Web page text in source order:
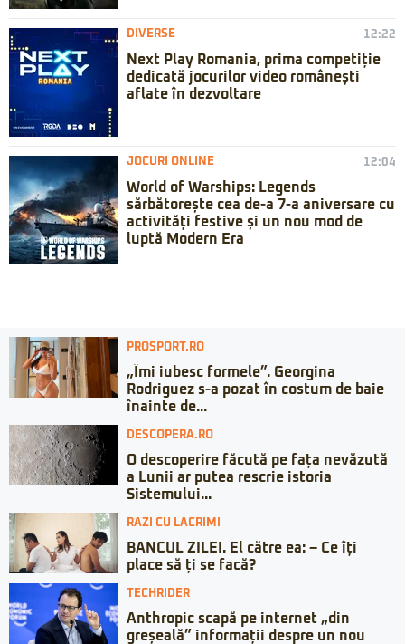
DIVERSE 12:22
Next Play Romania, prima competiție
dedicată jocurilor video românești
aflate în dezvoltare
JOCURI ONLINE 12:04
World of Warships: Legends
sărbătorește cea de-a 7-a aniversare cu
activități festive și un nou mod de
luptă Modern Era
PROSPORT.RO
„Îmi iubesc formele”. Georgina
Rodriguez s-a pozat în costum de baie
înainte de...
DESCOPERA.RO
O descoperire făcută pe fața nevăzută
a Lunii ar putea rescrie istoria
Sistemului...
RAZI CU LACRIMI
BANCUL ZILEI. El către ea: – Ce îți
place să ți se facă?
TECHRIDER
Anthropic scapă pe internet „din
greșeală” informații despre un nou